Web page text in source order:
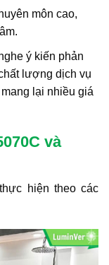
môn cao,
ý kiến phản
lượng dịch vụ
lại nhiều giá
và
hiện theo các